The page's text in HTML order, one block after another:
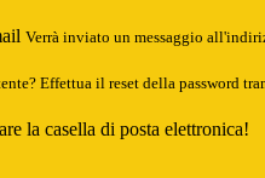
Verrà inviato un messaggio
Effettua il reset della password
la casella di posta elettronica!